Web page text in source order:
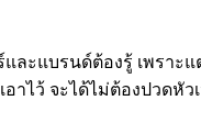
และแบรนด์ต้องรู้ เพร
อาไว้ จะได้ไม่ต้องปวดหั